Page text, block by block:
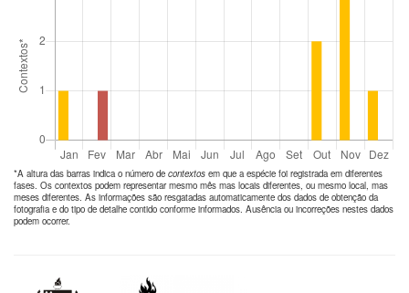
*A altura das barras indica o número de contextos em que a espécie foi registrada em diferentes
fases. Os contextos podem representar mesmo mês mas locais diferentes, ou mesmo local, mas
meses diferentes. As informações são resgatadas automaticamente dos dados de obtenção da
fotografia e do tipo de detalhe contido conforme informados. Ausência ou incorreções nestes dados
podem ocorrer.